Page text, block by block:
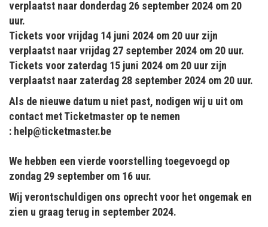
verplaatst naar donderdag 26 september 2024 om 20
uur.
Tickets voor vrijdag 14 juni 2024 om 20 uur zijn
verplaatst naar vrijdag 27 september 2024 om 20 uur.
Tickets voor zaterdag 15 juni 2024 om 20 uur zijn
verplaatst naar zaterdag 28 september 2024 om 20 uur.
Als de nieuwe datum u niet past, nodigen wij u uit om
contact met Ticketmaster op te nemen
: help@ticketmaster.be
We hebben een vierde voorstelling toegevoegd op
zondag 29 september om 16 uur.
Wij verontschuldigen ons oprecht voor het ongemak en
zien u graag terug in september 2024.